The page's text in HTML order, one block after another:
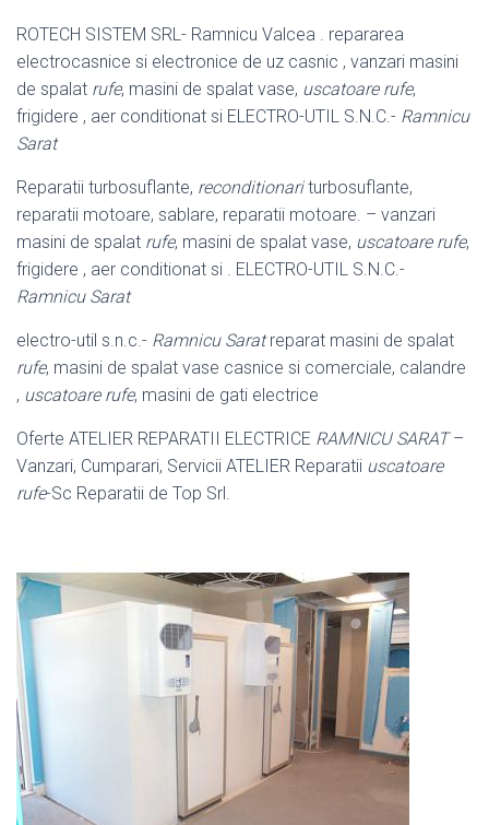
ROTECH SISTEM SRL- Ramnicu Valcea . repararea
electrocasnice si electronice de uz casnic , vanzari masini
de spalat rufe, masini de spalat vase, uscatoare rufe,
frigidere , aer conditionat si ELECTRO-UTIL S.N.C.- Ramnicu
Sarat
Reparatii turbosuflante, reconditionariturbosuflante,
reparatii motoare, sablare, reparatii motoare. – vanzari
masini de spalat rufe, masini de spalat vase, uscatoare rufe,
frigidere , aer conditionat si . ELECTRO-UTIL S.N.C.-
Ramnicu Sarat
electro-util s.n.c.- Ramnicu Saratreparat masini de spalat
rufe, masini de spalat vase casnice si comerciale, calandre
, uscatoare rufe, masini de gati electrice
Oferte ATELIER REPARATII ELECTRICE RAMNICU SARAT–
Vanzari, Cumparari, Servicii ATELIER Reparatii uscatoare
rufe-Sc Reparatii de Top Srl.